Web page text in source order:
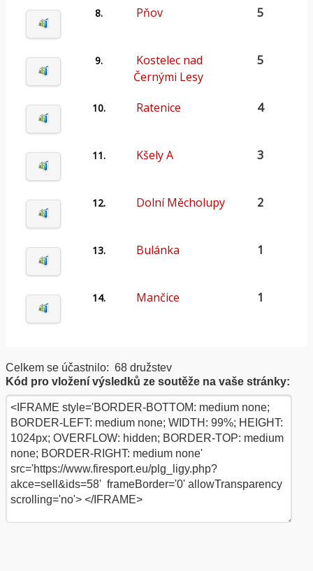
8. Pňov 5
9.
Kostelec nad
Černými Lesy
5
10. Ratenice 4
11. Kšely A 3
12. Dolní Měcholupy 2
13. Bulánka 1
14. Mančice 1
Celkem se účastnilo: 68 družstev
Kód pro vložení výsledků ze soutěže na vaše stránky: